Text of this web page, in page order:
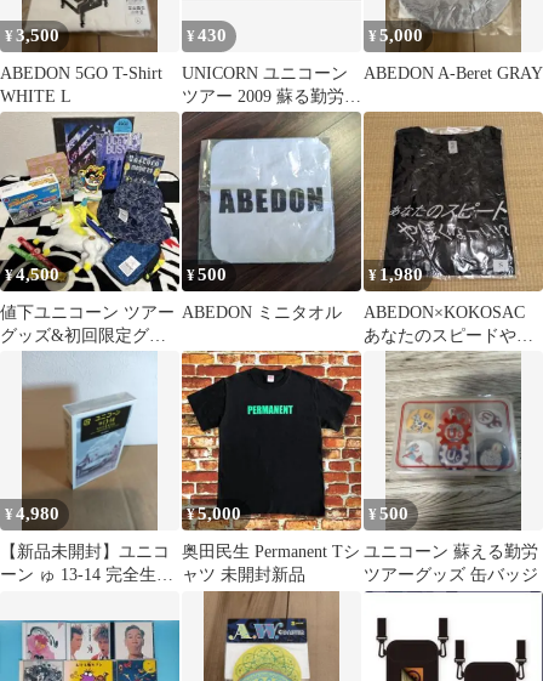
¥3,500
ABEDON 5GO T-Shirt
WHITE L
¥430
UNICORN ユニコーン
ツアー 2009 蘇る勤労
ふるえるもん宝 グッズ
¥5,000
ABEDON A-Beret GRAY
¥4,500
値下ユニコーン ツアー
グッズ&初回限定グッ
付属しません)
¥500
ABEDON ミニタオル
¥ 1,980
ABEDON×KOKOSAC
あなたのスピードやば
くなーい!?Tシャツ お
まけ付
¥4,980
【新品未開封】ユニコ
ーン ゅ 13-14 完全生産
¥5,000
奥田民生 Permanent Tシ
ャツ 未開封新品
¥500
ユニコーン 蘇える勤労
ツアーグッズ 缶バッジ